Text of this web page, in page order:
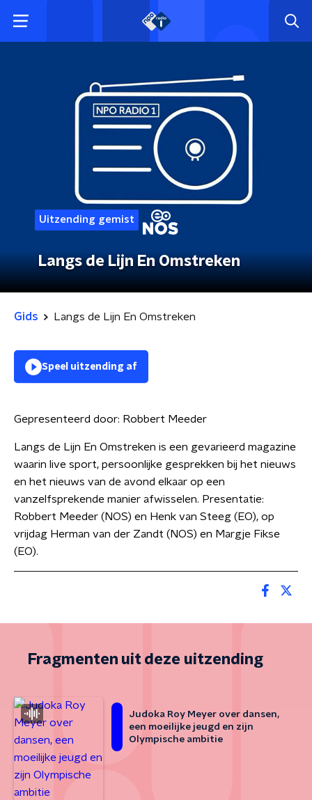
Uitzending gemist
Langs de Lijn En Omstreken
Gids Langs de Lijn En Omstreken
Speel uitzending af
Gepresenteerd door: Robbert Meeder
Langs de Lijn En Omstreken is een gevarieerd magazine
waarin live sport, persoonlijke gesprekken bij het nieuws
en het nieuws van de avond elkaar op een
vanzelfsprekende manier afwisselen. Presentatie:
Robbert Meeder (NOS) en Henk van Steeg (EO), op
vrijdag Herman van der Zandt (NOS) en Margje Fikse
(EO).
Fragmenten uit deze uitzending
Judoka Roy Meyer over dansen,
een moeilijke jeugd en zijn
Olympische ambitie